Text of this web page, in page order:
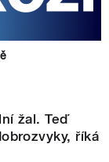
žal. Teď
říká